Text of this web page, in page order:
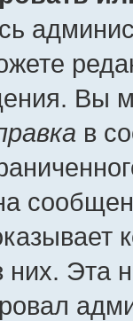
Вы
в
Эта